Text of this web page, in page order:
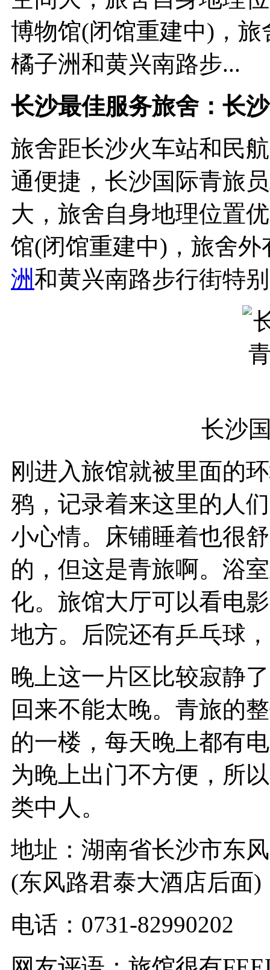
博物馆(闭馆重建中)，
橘子洲和黄兴南路步...
长沙最佳服务旅舍：长
旅舍距长沙火车站和民
通便捷，长沙国际青旅
大，旅舍自身地理位置
馆(闭馆重建中)，旅舍
洲和黄兴南路步行街特
长沙国
刚进入旅馆就被里面的
鸦，记录着来这里的人
小心情。床铺睡着也很
的，但这是青旅啊。浴
化。旅馆大厅可以看电
地方。后院还有乒乓球
晚上这一片区比较寂静
回来不能太晚。青旅的
的一楼，每天晚上都有
为晚上出门不方便，所
类中人。
地址：湖南省长沙市东
(东风路君泰大酒店后面)
电话：0731-82990202